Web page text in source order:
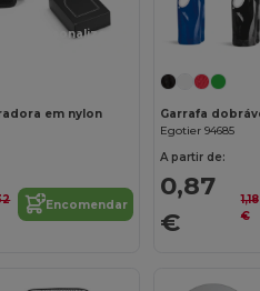
Personalize-o!
em nylon
Encomendar
Egotier 94685
A partir de:
0,87
€
1,18
€